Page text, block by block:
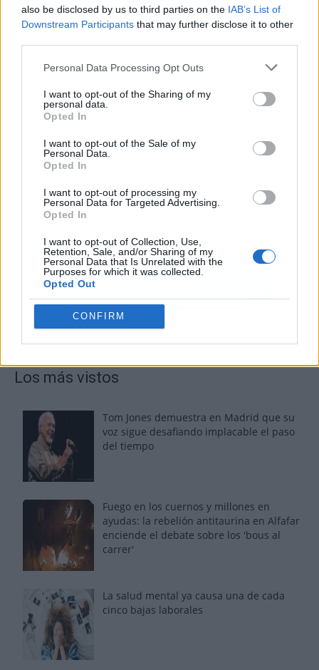
also be disclosed by us to third parties on the IAB’s List of
Downstream Participants that may further disclose it to other
Personal Data Processing Opt Outs
I want to opt-out of the Sharing of my
personal data.
Opted In
I want to opt-out of the Sale of my
Personal Data.
Opted In
I want to opt-out of processing my
Personal Data for Targeted Advertising.
Opted In
I want to opt-out of Collection, Use,
Retention, Sale, and/or Sharing of my
Personal Data that Is Unrelated with the
Purposes for which it was collected.
Opted Out
CONFIRM
Publicidad
Los más vistos
Tom Jones demuestra en Madrid que su
voz sigue desafiando implacable el paso
del tiempo
Fuego en los cuernos y millones en
ayudas: la rebelión antitaurina en Alfafar
enciende el debate sobre los 'bous al
carrer'
La salud mental ya causa una de cada
cinco bajas laborales